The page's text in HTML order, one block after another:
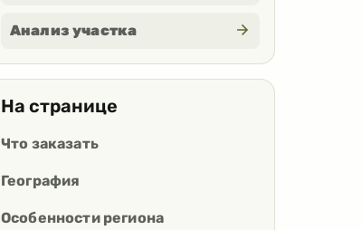
Анализ участка
На странице
Что заказать
География
Особенности региона